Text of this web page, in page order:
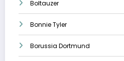
Boltauzer
Bonnie Tyler
Borussia Dortmund